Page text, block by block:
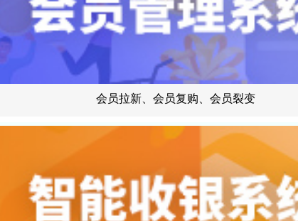
会员拉新、会员复购、会员裂变